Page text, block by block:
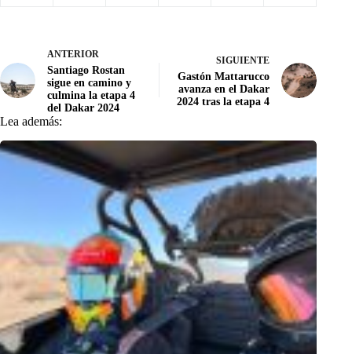
ANTERIOR
Santiago Rostan
sigue en camino y
culmina la etapa 4
del Dakar 2024
SIGUIENTE
Gastón Mattarucco
avanza en el Dakar
2024 tras la etapa 4
Lea además: